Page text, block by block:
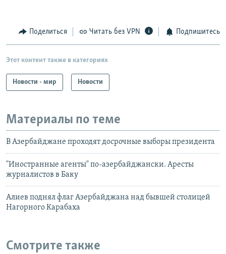
Поделиться Читать без VPN Подпишитесь
Этот контент также в категориях
Новости - мир Новости
Материалы по теме
В Азербайджане проходят досрочные выборы президента
"Иностранные агенты" по-азербайджански. Аресты
журналистов в Баку
Алиев поднял флаг Азербайджана над бывшей столицей
Нагорного Карабаха
Смотрите также